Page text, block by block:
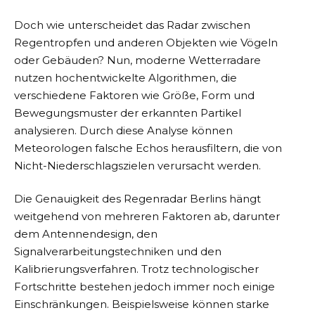
Doch wie unterscheidet das Radar zwischen
Regentropfen und anderen Objekten wie Vögeln
oder Gebäuden? Nun, moderne Wetterradare
nutzen hochentwickelte Algorithmen, die
verschiedene Faktoren wie Größe, Form und
Bewegungsmuster der erkannten Partikel
analysieren. Durch diese Analyse können
Meteorologen falsche Echos herausfiltern, die von
Nicht-Niederschlagszielen verursacht werden.
Die Genauigkeit des Regenradar Berlins hängt
weitgehend von mehreren Faktoren ab, darunter
dem Antennendesign, den
Signalverarbeitungstechniken und den
Kalibrierungsverfahren. Trotz technologischer
Fortschritte bestehen jedoch immer noch einige
Einschränkungen. Beispielsweise können starke